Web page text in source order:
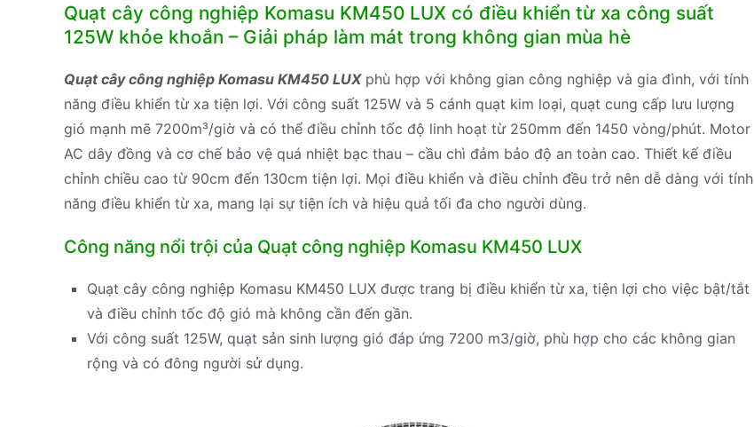
từ
xa
số
lượng
Quạt cây công nghiệp Komasu KM450 LUX có điều khiển từ xa công suất
125W khỏe khoắn – Giải pháp làm mát trong không gian mùa hè
Quạt cây công nghiệp Komasu KM450 LUXphù hợp với không gian công nghiệp và gia đình, với tính
năng điều khiển từ xa tiện lợi. Với công suất 125W và 5 cánh quạt kim loại, quạt cung cấp lưu lượng
gió mạnh mẽ 7200m³/giờ và có thể điều chỉnh tốc độ linh hoạt từ 250mm đến 1450 vòng/phút. Motor
AC dây đồng và cơ chế bảo vệ quá nhiệt bạc thau – cầu chì đảm bảo độ an toàn cao. Thiết kế điều
chỉnh chiều cao từ 90cm đến 130cm tiện lợi. Mọi điều khiển và điều chỉnh đều trở nên dễ dàng với tính
năng điều khiển từ xa, mang lại sự tiện ích và hiệu quả tối đa cho người dùng.
Công năng nổi trội của Quạt công nghiệp Komasu KM450 LUX
Quạt cây công nghiệp Komasu KM450 LUX được trang bị điều khiển từ xa, tiện lợi cho việc bật/tắt
và điều chỉnh tốc độ gió mà không cần đến gần.
Với công suất 125W, quạt sản sinh lượng gió đáp ứng 7200 m3/giờ, phù hợp cho các không gian
rộng và có đông người sử dụng.